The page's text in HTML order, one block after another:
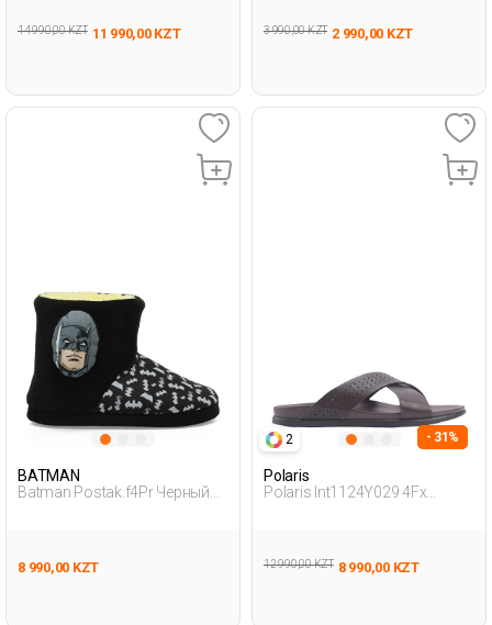
14 990,00 KZT 11 990,00 KZT 3 990,00 KZT 2 990,00 KZT
BATMAN
Batman Postak.f4Pr Черный
8 990,00 KZT
2 - 31%
Polaris
Polaris Int1124Y029 4Fx
12 990,00 KZT 8 990,00 KZT